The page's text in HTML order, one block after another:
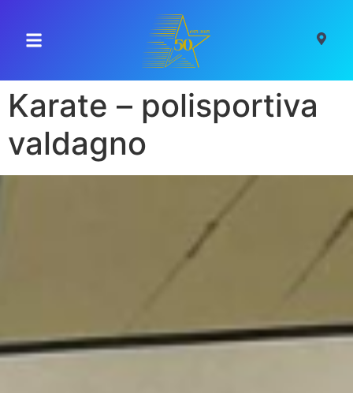
Karate – polisportiva
valdagno